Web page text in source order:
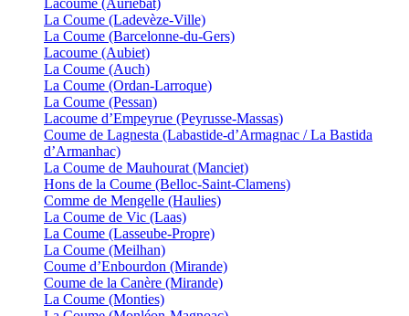
La Coume (Ladevèze-Ville)
La Coume (Barcelonne-du-Gers)
Lacoume (Aubiet)
La Coume (Auch)
La Coume (Ordan-Larroque)
La Coume (Pessan)
Lacoume d’Empeyrue (Peyrusse-Massas)
Coume de Lagnesta (Labastide-d’Armagnac / La Bastida
d’Armanhac)
La Coume de Mauhourat (Manciet)
Hons de la Coume (Belloc-Saint-Clamens)
Comme de Mengelle (Haulies)
La Coume de Vic (Laas)
La Coume (Lasseube-Propre)
La Coume (Meilhan)
Coume d’Enbourdon (Mirande)
Coume de la Canère (Mirande)
La Coume (Monties)